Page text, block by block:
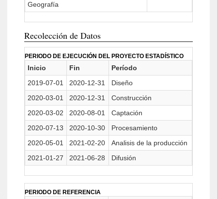
Geografía
Recolección de Datos
PERIODO DE EJECUCIÓN DEL PROYECTO ESTADÍSTICO
Inicio Fin
Período
2019-07-01
2020-12-31
Diseño
2020-03-01
2020-12-31
Construcción
2020-03-02
2020-08-01
Captación
2020-07-13
2020-10-30
Procesamiento
2020-05-01
2021-02-20
Analisis de la producción
2021-01-27
2021-06-28 Difusión
PERIODO DE REFERENCIA